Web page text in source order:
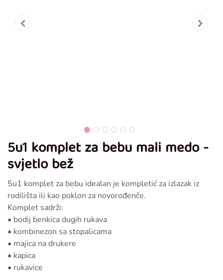
5u1 komplet za bebu mali medo -
svjetlo bež
5u1 komplet za bebu idealan je kompletić za izlazak iz
rodilišta ili kao poklon za novorođenče.
Komplet sadrži:
• bodij benkica dugih rukava
• kombinezon sa stopalicama
• majica na drukere
• kapica
• rukavice